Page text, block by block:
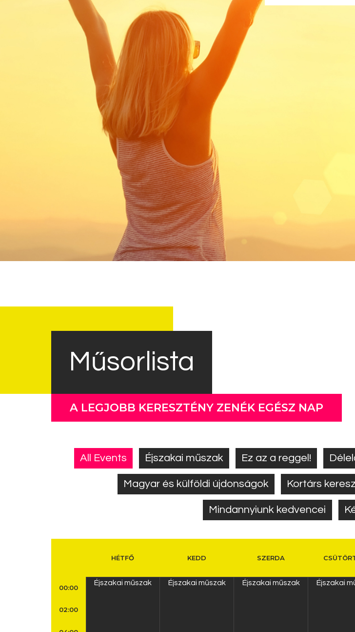
Műsorlista
A LEGJOBB KERESZTÉNY ZENÉK EGÉSZ NAP
All Events Éjszakai műszak Ez az a reggel!
Magyar és külföldi újdonságok Kortárs
Mindannyiunk kedvencei
HÉTFŐ KEDD SZERDA
00:00
Éjszakai műszak Éjszakai műszak Éjszakai műszak Éjszakai
02:00